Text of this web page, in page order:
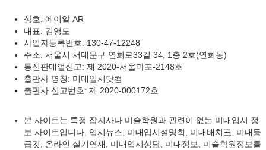
상호: 에이알 AR
대표: 김영도
사업자등록번호: 130-47-12248
주소: 서울시 서대문구 연희로33길 34, 1층 2호(연희동)
통신판매업신고: 제 2020-서울마포-2148호
출판사 명칭: 미대입시닷컴
출판사 신고번호: 제 2020-000172호
본 사이트는 특정 잡지사나 미술학원과 관련이 없는 미대입시 정
보 사이트입니다. 입시뉴스, 미대입시설명회, 미대배치표, 미대등
급컷, 온라인 실기연재, 미대입시상담, 미대정보, 미술학원정보를